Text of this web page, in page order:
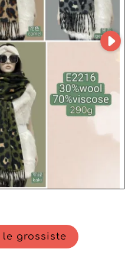
commerciale humaine,
actuels, élégants et
une petite enseigne
de distribution établi, ce
des solutions adaptées
une clientèle
le grossiste